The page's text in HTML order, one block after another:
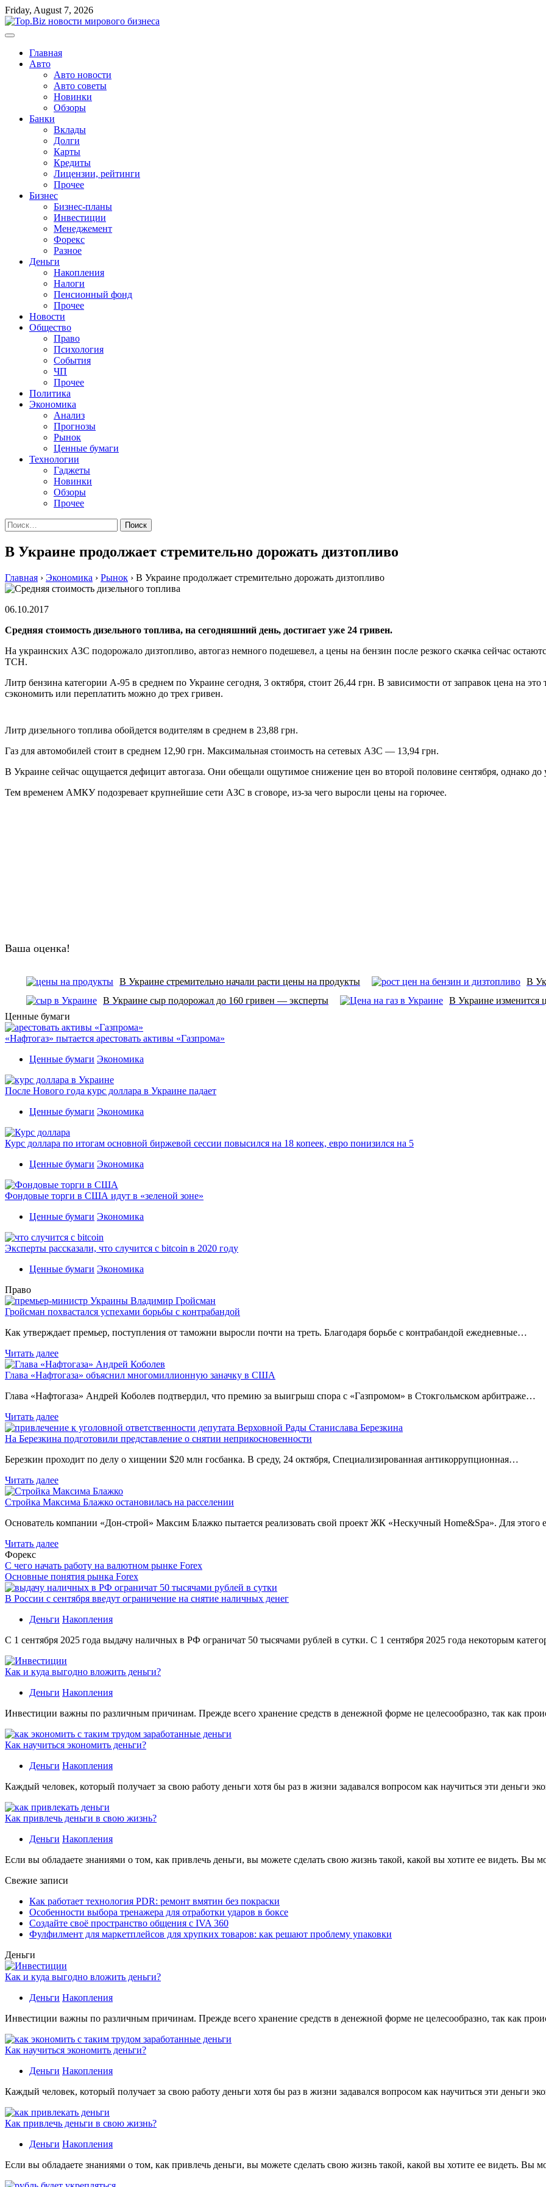
Перейти
к
содержимому
Friday, August 7, 2026
Главная
Авто
Авто новости
Авто советы
Новинки
Обзоры
Банки
Вклады
Долги
Карты
Кредиты
Лицензии, рейтинги
Прочее
Бизнес
Бизнес-планы
Инвестиции
Менеджемент
Форекс
Разное
Деньги
Накопления
Налоги
Пенсионный фонд
Прочее
Новости
Общество
Право
Психология
События
ЧП
Прочее
Политика
Экономика
Анализ
Прогнозы
Рынок
Ценные бумаги
Технологии
Гаджеты
Новинки
Обзоры
Прочее
Найти:
В Украине продолжает стремительно дорожать дизтопливо
Главная › Экономика › Рынок › В Украине продолжает стремительно дорожать дизтопливо
06.10.2017
Средняя стоимость дизельного топлива, на сегодняшний день, достигает уже 24 гривен.
На украинских АЗС подорожало дизтопливо, автогаз немного подешевел, а цены на бензин после резкого скачка сейчас
ТСН.
Литр бензина категории А-95 в среднем по Украине сегодня, 3 октября, стоит 26,44 грн. В зависимости от заправок цена на это
сэкономить или переплатить можно до трех гривен.
Литр дизельного топлива обойдется водителям в среднем в 23,88 грн.
Газ для автомобилей стоит в среднем 12,90 грн. Максимальная стоимость на сетевых АЗС — 13,94 грн.
В Украине сейчас ощущается дефицит автогаза. Они обещали ощутимое снижение цен во второй половине сентября, однако до
Тем временем АМКУ подозревает крупнейшие сети АЗС в сговоре, из-за чего выросли цены на горючее.
Ваша оценка!
В Украине стремительно начали расти цены на продукты
В
В Украине сыр подорожал до 160 гривен — эксперты
В Украине изменится
Ценные бумаги
«Нафтогаз» пытается арестовать активы «Газпрома»
Ценные бумаги Экономика
После Нового года курс доллара в Украине падает
Ценные бумаги Экономика
Курс доллара по итогам основной биржевой сессии повысился на 18 копеек, евро понизился на 5
Ценные бумаги Экономика
Фондовые торги в США идут в «зеленой зоне»
Ценные бумаги Экономика
Эксперты рассказали, что случится с bitcoin в 2020 году
Ценные бумаги Экономика
Право
Гройсман похвастался успехами борьбы с контрабандой
Как утверждает премьер, поступления от таможни выросли почти на треть. Благодаря борьбе с контрабандой ежедневные…
Читать далее
Глава «Нафтогаза» объяснил многомиллионную заначку в США
Глава «Нафтогаза» Андрей Коболев подтвердил, что премию за выигрыш спора с «Газпромом» в Стокгольмском арбитраже…
Читать далее
На Березкина подготовили представление о снятии неприкосновенности
Березкин проходит по делу о хищении $20 млн госбанка. В среду, 24 октября, Специализированная антикоррупционная…
Читать далее
Стройка Максима Блажко остановилась на расселении
Основатель компании «Дон-строй» Максим Блажко пытается реализовать свой проект ЖК «Нескучный Home&Spa». Для
Читать далее
Форекс
С чего начать работу на валютном рынке Forex
Основные понятия рынка Forex
В России с сентября введут ограничение на снятие наличных денег
Деньги Накопления
С 1 сентября 2025 года выдачу наличных в РФ ограничат 50 тысячами рублей в сутки. С 1 сентября 2025 года некоторым
Как и куда выгодно вложить деньги?
Деньги Накопления
Инвестиции важны по различным причинам. Прежде всего хранение средств в денежной форме не целесообразно, так как
Как научиться экономить деньги?
Деньги Накопления
Каждый человек, который получает за свою работу деньги хотя бы раз в жизни задавался вопросом как научиться эти деньги
Как привлечь деньги в свою жизнь?
Деньги Накопления
Если вы обладаете знаниями о том, как привлечь деньги, вы можете сделать свою жизнь такой, какой вы хотите ее видеть. Вы
Свежие записи
Как работает технология PDR: ремонт вмятин без покраски
Особенности выбора тренажера для отработки ударов в боксе
Создайте своё пространство общения с IVA 360
Фулфилмент для маркетплейсов для хрупких товаров: как решают проблему упаковки
Деньги
Как и куда выгодно вложить деньги?
Деньги Накопления
Инвестиции важны по различным причинам. Прежде всего хранение средств в денежной форме не целесообразно, так как
Как научиться экономить деньги?
Деньги Накопления
Каждый человек, который получает за свою работу деньги хотя бы раз в жизни задавался вопросом как научиться эти деньги
Как привлечь деньги в свою жизнь?
Деньги Накопления
Если вы обладаете знаниями о том, как привлечь деньги, вы можете сделать свою жизнь такой, какой вы хотите ее видеть. Вы